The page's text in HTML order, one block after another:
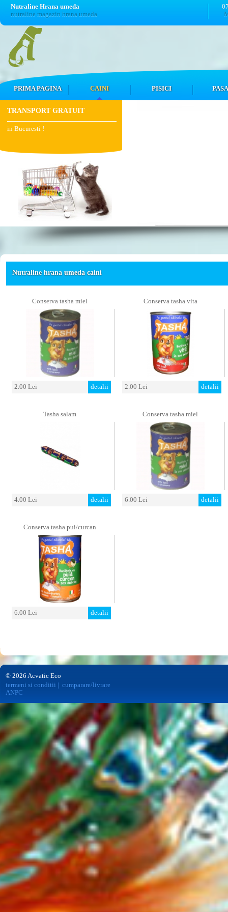
Nutraline Hrana umeda
nutraline magazin hrana umeda
PRIMA PAGINA CAINI PISICI
TRANSPORT GRATUIT
in Bucuresti !
Nutraline hrana umeda caini
Conserva tasha miel
2.00 Lei detalii
Conserva tasha vita
2.00 Lei detalii
Tasha salam
4.00 Lei detalii
Conserva tasha miel
6.00 Lei detalii
Conserva tasha pui/curcan
6.00 Lei detalii
© 2026 Acvatic Eco
termeni si conditii
cumparare/livrare
ANPC